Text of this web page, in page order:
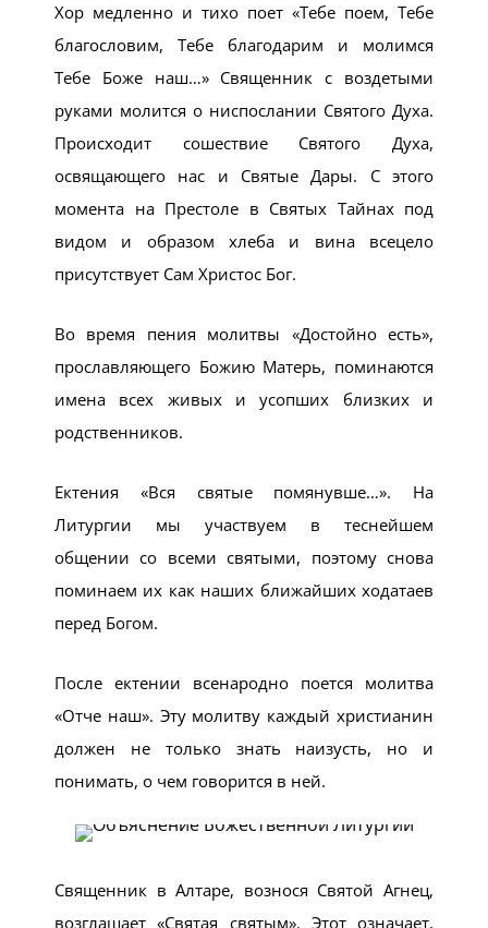
Хор медленно и тихо поет «Тебе поем, Тебе
благословим, Тебе благодарим и молимся
Тебе Боже наш…» Священник с воздетыми
руками молится о ниспослании Святого Духа.
Происходит сошествие Святого Духа,
освящающего нас и Святые Дары. С этого
момента на Престоле в Святых Тайнах под
видом и образом хлеба и вина всецело
присутствует Сам Христос Бог.
Во время пения молитвы «Достойно есть»,
прославляющего Божию Матерь, поминаются
имена всех живых и усопших близких и
родственников.
Ектения «Вся святые помянувше…». На
Литургии мы участвуем в теснейшем
общении со всеми святыми, поэтому снова
поминаем их как наших ближайших ходатаев
перед Богом.
После ектении всенародно поется молитва
«Отче наш». Эту молитву каждый христианин
должен не только знать наизусть, но и
понимать, о чем говорится в ней.
Священник в Алтаре, вознося Святой Агнец,
возглашает «Святая святым». Этот означает,